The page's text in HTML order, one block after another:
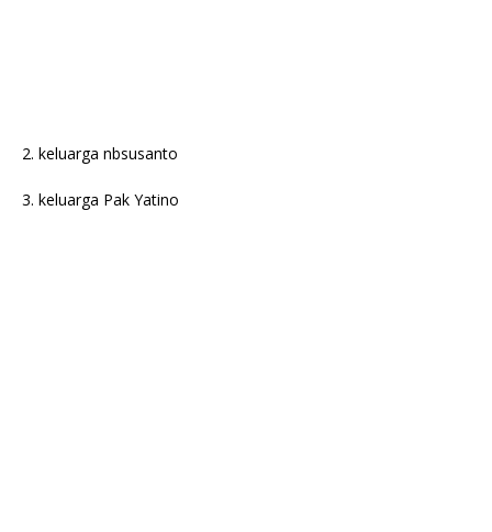
2. keluarga nbsusanto
3. keluarga Pak Yatino